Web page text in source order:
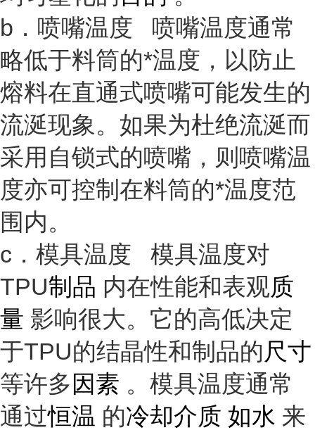
b．喷嘴温度 喷嘴温度通常
略低于料筒的*温度，以防止
熔料在直通式喷嘴可能发生的
流涎现象。如果为杜绝流涎而
采用自锁式的喷嘴，则喷嘴温
度亦可控制在料筒的*温度范
围内。
c．模具温度 模具温度对
TPU制品 内在性能和表观质
量 影响很大。它的高低决定
于TPU的结晶性和制品的 尺寸
等许多 因素 。模具温度通常
通过恒温 的冷却介质 如水 来